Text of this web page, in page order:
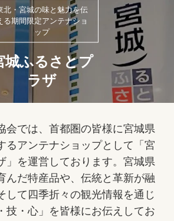
北・宮城の味と魅力を伝
る期間限定アンテナショ
ップ
城ふるさとプ
ラザ
会では、首都圏の皆様に宮城県
るアンテナショップとして「宮
」を運営しております。宮城県
んだ特産品や、伝統と革新が融
して四季折々の観光情報を通じ
技・心」を皆様にお伝えしてお